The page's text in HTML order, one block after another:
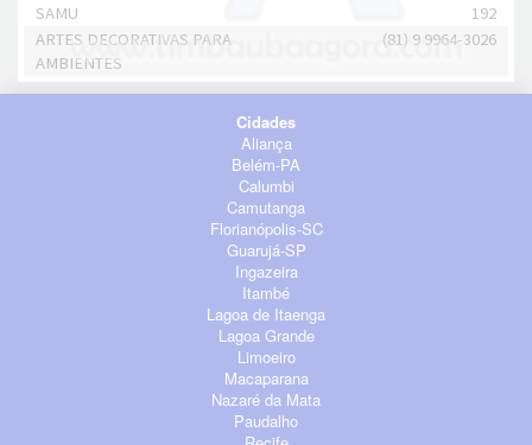
SAMU
192
ARTES DECORATIVAS PARA
AMBIENTES
(81) 9 9964-3026
Cidades
Aliança
Belém-PA
Calumbi
Camutanga
Florianópolis-SC
Guarujá-SP
Ingazeira
Itambé
Lagoa de Itaenga
Lagoa Grande
Limoeiro
Macaparana
Nazaré da Mata
Paudalho